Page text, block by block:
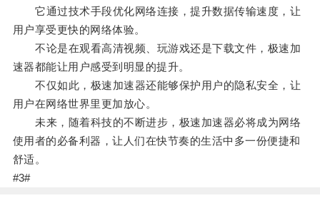
它通过技术手段优化网络连接，提升数据传输速度，让
用户享受更快的网络体验。
不论是在观看高清视频、玩游戏还是下载文件，极速加
速器都能让用户感受到明显的提升。
不仅如此，极速加速器还能够保护用户的隐私安全，让
用户在网络世界里更加放心。
未来，随着科技的不断进步，极速加速器必将成为网络
使用者的必备利器，让人们在快节奏的生活中多一份便捷和
舒适。
#3#